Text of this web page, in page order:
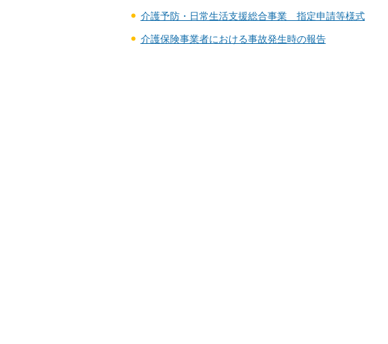
介護予防・日常生活支援総合事業 指定申請等様式
介護保険事業者における事故発生時の報告